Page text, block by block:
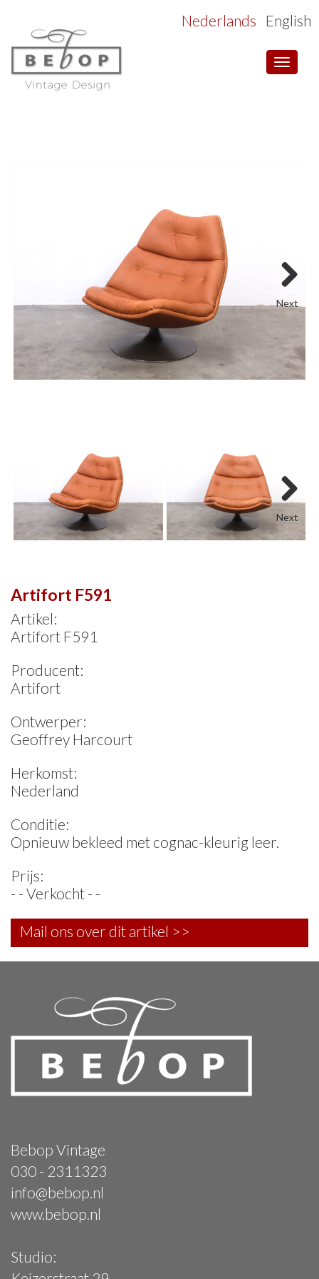
Toggle
Nederlands English
Next
Next
Artifort F591
Artikel:
Artifort F591
Producent:
Artifort
Ontwerper:
Geoffrey Harcourt
Herkomst:
Nederland
Conditie:
Opnieuw bekleed met cognac-kleurig leer.
Prijs:
- - Verkocht - -
Mail ons over dit artikel >>
Bebop Vintage
030 - 2311323
info@bebop.nl
www.bebop.nl
Studio: